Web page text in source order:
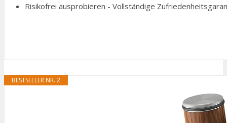
Risikofrei ausprobieren - Vollständige
BESTSELLER NR. 2